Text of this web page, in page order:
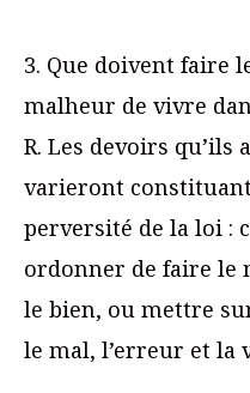
3. Que doivent faire
malheur de vivre
R. Les devoirs
varieront
perversité de la loi :
ordonner de faire le
le bien, ou mettre
le mal, l’erreur et la